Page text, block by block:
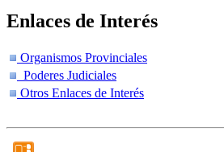
Enlaces de Interés
Organismos Provinciales
Poderes Judiciales
Otros Enlaces de Interés